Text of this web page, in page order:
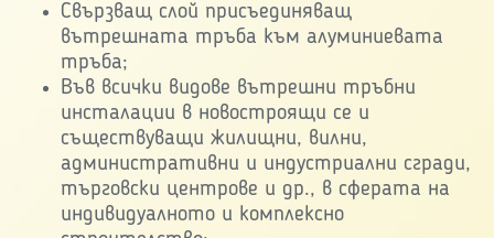
Свързващ слой присъединяващ
вътрешната тръба към алуминиевата
тръба;
Във всички видове вътрешни тръбни
инсталации в новостроящи се и
съществуващи жилищни, вилни,
административни и индустриални сгради,
търговски центрове и др., в сферата на
индивидуалното и комплексно